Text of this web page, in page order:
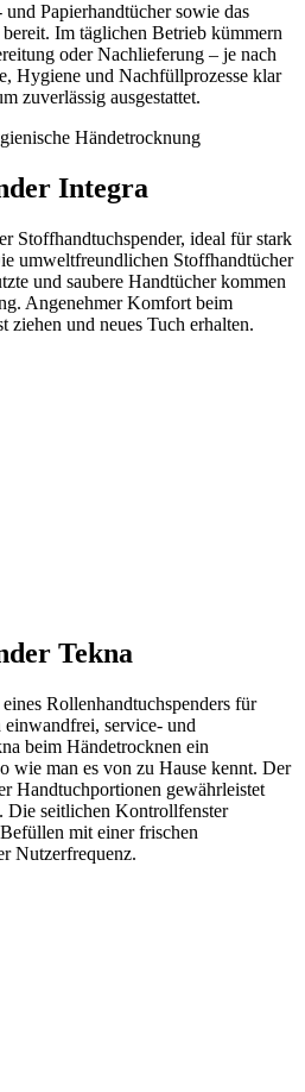
Papierhandtücher sowie das
bereit. Im täglichen Betrieb kümmern
oder Nachlieferung – je nach
Hygiene und Nachfüllprozesse klar
zuverlässig ausgestattet.
Integra
Stoffhandtuchspender, ideal für stark
umweltfreundlichen Stoffhandtücher
und saubere Handtücher kommen
Angenehmer Komfort beim
ziehen und neues Tuch erhalten.
Tekna
Rollenhandtuchspenders für
service- und
beim Händetrocknen ein
wie man es von zu Hause kennt. Der
Handtuchportionen gewährleistet
Die seitlichen Kontrollfenster
mit einer frischen
Nutzerfrequenz.